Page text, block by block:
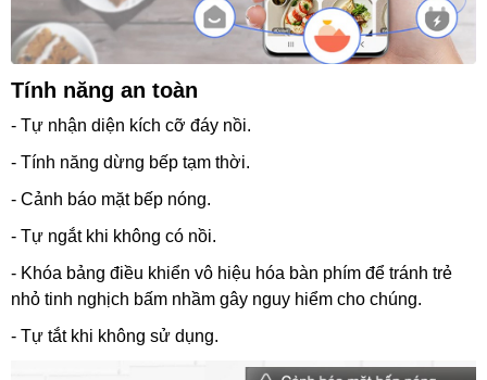
Tính năng an toàn
- Tự nhận diện kích cỡ đáy nồi.
- Tính năng dừng bếp tạm thời.
- Cảnh báo mặt bếp nóng.
- Tự ngắt khi không có nồi.
- Khóa bảng điều khiển vô hiệu hóa bàn phím để tránh trẻ
nhỏ tinh nghịch bấm nhầm gây nguy hiểm cho chúng.
- Tự tắt khi không sử dụng.